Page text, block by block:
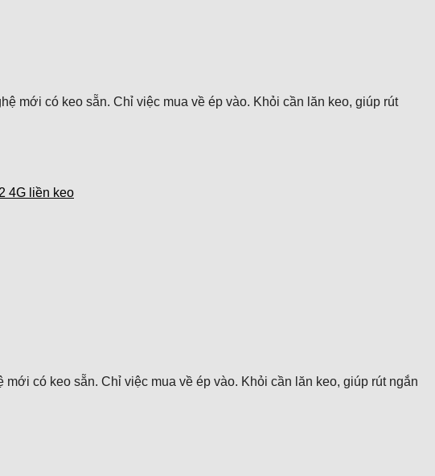
mới có keo sẵn. Chỉ việc mua về ép vào. Khỏi cần lăn keo, giúp rút
4G liền keo
có keo sẵn. Chỉ việc mua về ép vào. Khỏi cần lăn keo, giúp rút ngắn